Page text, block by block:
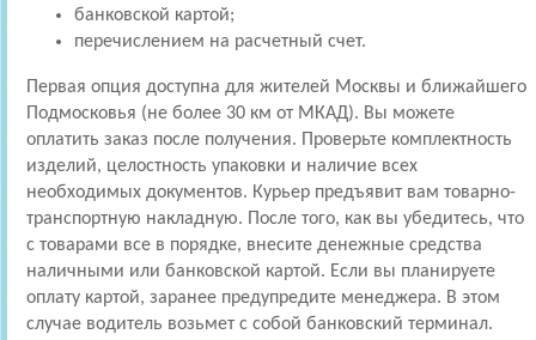
банковской картой;
перечислением на расчетный счет.
Первая опция доступна для жителей Москвы и ближайшего
Подмосковья (не более 30 км от МКАД). Вы можете
оплатить заказ после получения. Проверьте комплектность
изделий, целостность упаковки и наличие всех
необходимых документов. Курьер предъявит вам товарно-
транспортную накладную. После того, как вы убедитесь, что
с товарами все в порядке, внесите денежные средства
наличными или банковской картой. Если вы планируете
оплату картой, заранее предупредите менеджера. В этом
случае водитель возьмет с собой банковский терминал.